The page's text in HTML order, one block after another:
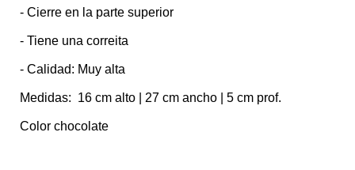
- Cierre en la parte superior
- Tiene una correita
- Calidad: Muy alta
Medidas: 16 cm alto | 27 cm ancho | 5 cm prof.
Color chocolate